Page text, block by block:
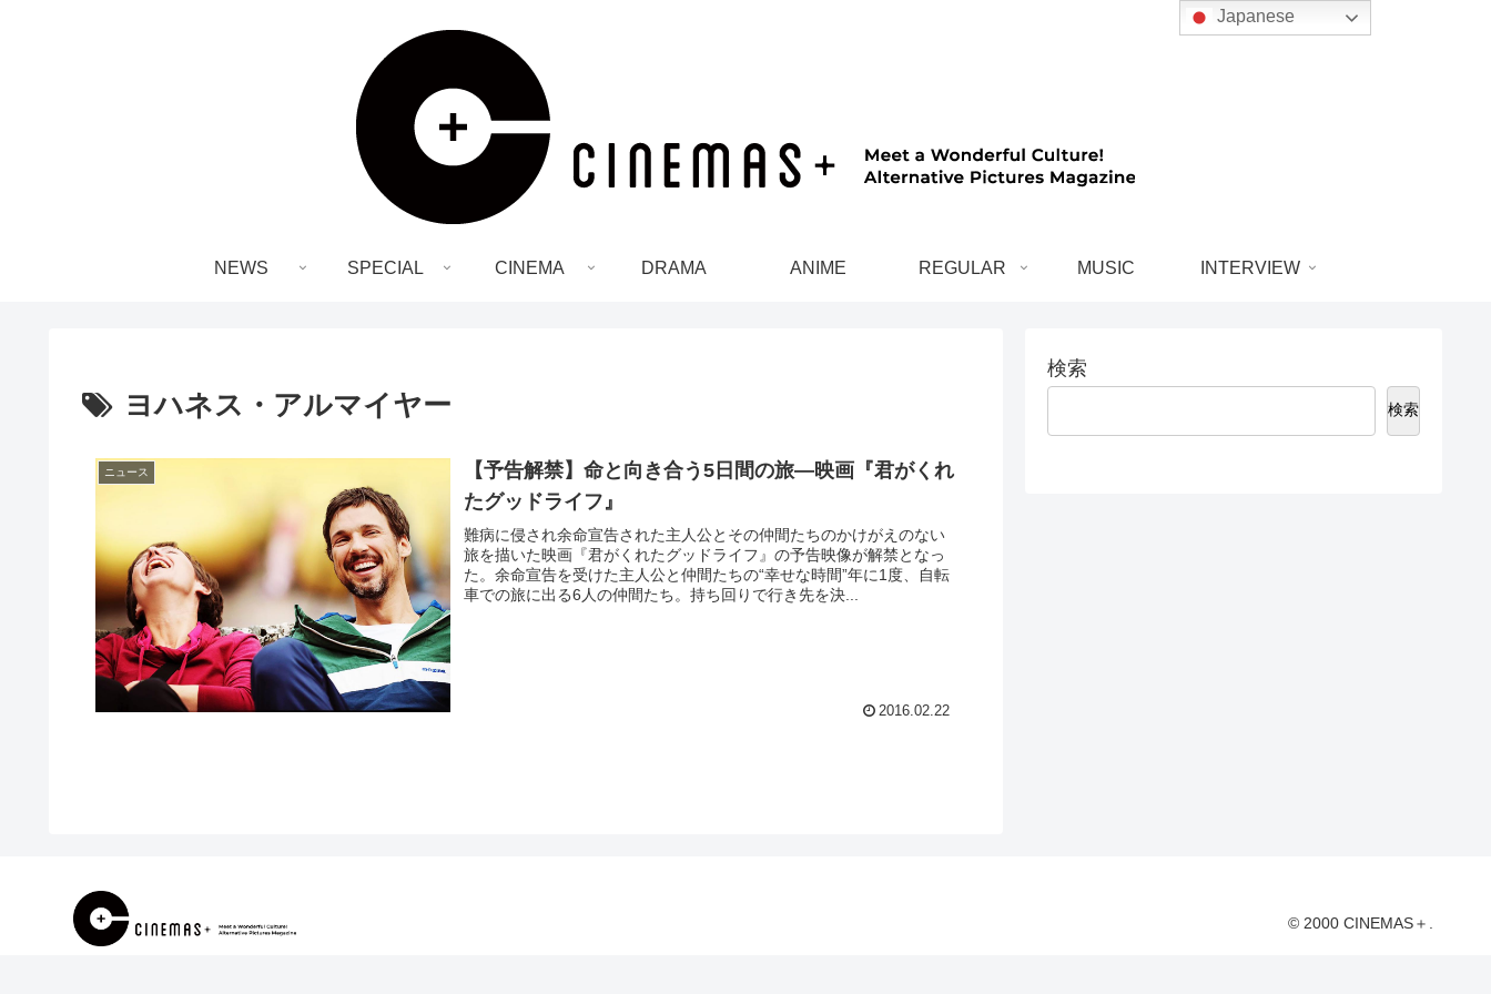
NEWS SPECIAL CINEMA DRAMA ANIME REGULAR MUSIC INTERVIEW
ヨハネス・アルマイヤー
ニュース
【予告解禁】命と向き合う5日間の旅―映画『君がくれ
たグッドライフ』
難病に侵され余命宣告された主人公とその仲間たちのかけがえのない
旅を描いた映画『君がくれたグッドライフ』の予告映像が解禁となっ
た。余命宣告を受けた主人公と仲間たちの“幸せな時間”年に1度、自転
車での旅に出る6人の仲間たち。持ち回りで行き先を決...
2016.02.22
検索
検索
© 2000 CINEMAS＋.
Japanese